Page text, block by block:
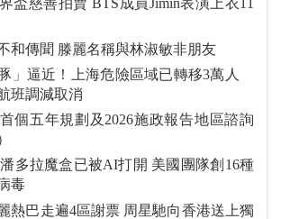
BTS成員Jimin表演上衣11
合照握手破不和傳聞 滕麗名稱與林淑敏非朋友
」逼近！上海危險區域已轉移3萬人
班調減取消
個五年規劃及2026施政報告地區諮詢
魔盒已被AI打開 美國團隊創16種
毒
4區謝票 周星馳向香港送上獨